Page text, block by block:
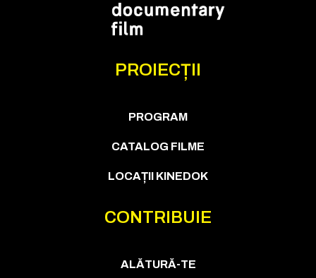
PROIECȚII
PROGRAM
CATALOG FILME
LOCAȚII KINEDOK
CONTRIBUIE
ALĂTURĂ-TE